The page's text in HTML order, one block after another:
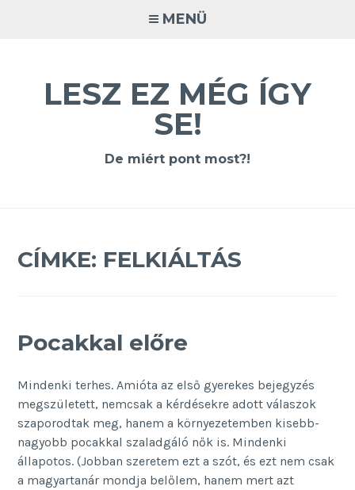
MENÜ
LESZ EZ MÉG ÍGY
SE!
De miért pont most?!
CÍMKE: FELKIÁLTÁS
Pocakkal előre
Mindenki terhes. Amióta az első gyerekes bejegyzés
megszületett, nemcsak a kérdésekre adott válaszok
szaporodtak meg, hanem a környezetemben kisebb-
nagyobb pocakkal szaladgáló nők is. Mindenki
állapotos. (Jobban szeretem ezt a szót, és ezt nem csak
a magyartanár mondja belőlem, hanem mert azt